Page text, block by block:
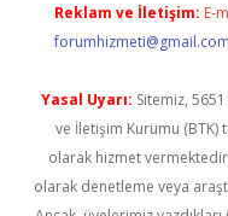
Reklam ve İletişim: E-
forumhizmeti@gmail.com
Yasal Uyarı: Sitemiz,
ve İletişim Kurumu (BTK)
olarak hizmet
olarak denetleme veya